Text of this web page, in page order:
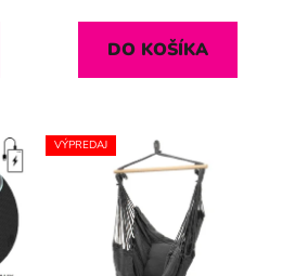
DO KOŠÍKA
VÝPREDAJ